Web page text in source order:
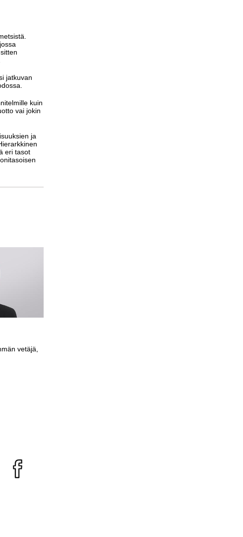
jatkuvan
kuin
vai jokin
ja
eri tasot
vetäjä,